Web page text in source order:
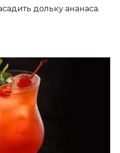
дольку ананаса.